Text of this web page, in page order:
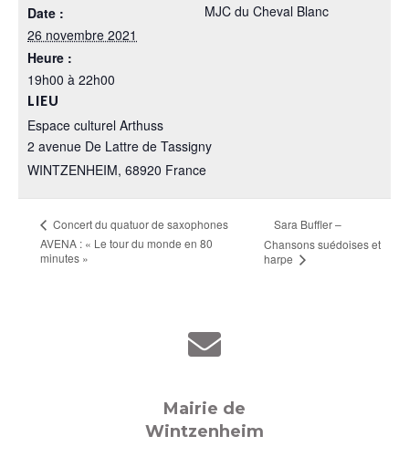
Date :
26 novembre 2021
Heure :
19h00 à 22h00
LIEU
Espace culturel Arthuss
2 avenue De Lattre de Tassigny
WINTZENHEIM, 68920 France
MJC du Cheval Blanc
Concert du quatuor de saxophones
AVENA : « Le tour du monde en 80
minutes »
Sara Buffler –
Chansons suédoises et
harpe
Mairie de
Wintzenheim